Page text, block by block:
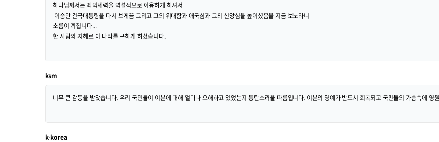
하나님께서는 좌익세력을 역설적으로 이용하게 하셔서
이승만 건국대통령을 다시 보게끔 그리고 그의 위대함과 애국심과 그의 신앙심을 높이셨음을 지금 보노라니
소름이 끼칩니다...
한 사람의 지혜로 이 나라를 구하게 하셨습니다.
ksm
너무 큰 감동을 받았습니다. 우리 국민들이 이분에 대해 얼마나 오해하고 있었는지 통탄스러울 따름입니다. 이분의 명예가 반드시 회복되고 국민들의 가슴속에 영
k-korea